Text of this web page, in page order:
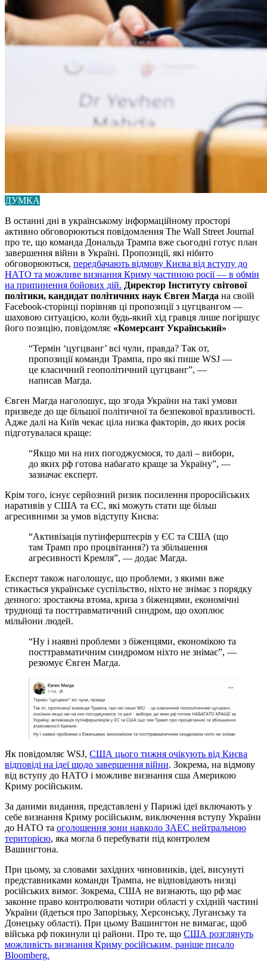
ДУМКА
В останні дні в українському інформаційному просторі
активно обговорюються повідомлення The Wall Street Journal
про те, що команда Дональда Трампа вже сьогодні готує план
завершення війни в Україні. Пропозиції, які нібито
обговорюються, передбачають відмову Києва від вступу до
НАТО та можливе визнання Криму частиною росії — в обмін
на припинення бойових дій. Директор Інституту світової
політики, кандидат політичних наук Євген Магда на своїй
Facebook-сторінці порівняв ці пропозиції з цугцвангом —
шаховою ситуацією, коли будь-який хід гравця лише погіршує
його позицію, повідомляє «Комерсант Український»
“Термін ‘цугцванг’ всі чули, правда? Так от,
пропозиції команди Трампа, про які пише WSJ —
це класичний геополітичний цугцванг”, —
написав Магда.
Євген Магда наголошує, що згода України на такі умови
призведе до ще більшої політичної та безпекової вразливості.
Адже далі на Київ чекає ціла низка факторів, до яких росія
підготувалася краще:
“Якщо ми на них погоджуємося, то далі – вибори,
до яких рф готова набагато краще за Україну”, —
зазначає експерт.
Крім того, існує серйозний ризик посилення проросійських
наративів у США та ЄС, які можуть стати ще більш
агресивними за умов відступу Києва:
“Активізація путінферштеєрів у ЄС та США (що
там Трамп про процвітання?) та збільшення
агресивності Кремля”, — додає Магда.
Експерт також наголошує, що проблеми, з якими вже
стикається українське суспільство, ніхто не знімає з порядку
денного: зростаюча втома, криза з біженцями, економічні
труднощі та посттравматичний синдром, що охоплює
мільйони людей.
“Ну і наявні проблеми з біженцями, економікою та
посттравматичним синдромом ніхто не знімає”, —
резюмує Євген Магда.
Як повідомляє WSJ, США цього тижня очікують від Києва
відповіді на ідеї щодо завершення війни. Зокрема, на відмову
від вступу до НАТО і можливе визнання сша Америкою
Криму російським.
За даними видання, представлені у Парижі ідеї включають у
себе визнання Криму російським, виключення вступу України
до НАТО та оголошення зони навколо ЗАЕС нейтральною
територією, яка могла б перебувати під контролем
Вашингтона.
При цьому, за словами західних чиновників, ідеї, висунуті
представниками команди Трампа, не відповідають низці
російських вимог. Зокрема, США не визнають, що рф має
законне право контролювати чотири області у східній частині
України (йдеться про Запорізьку, Херсонську, Луганську та
Донецьку області). При цьому Вашингтон не вимагає, щоб
війська рф покинули ці райони. Про те, що США розглянуть
можливість визнання Криму російським, раніше писало
Bloomberg.